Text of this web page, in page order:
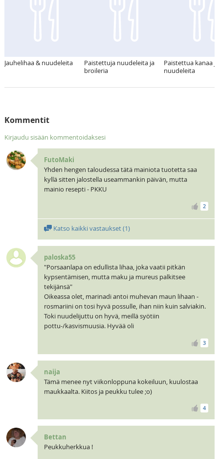
Jauhelihaa & nuudeleita
Paistettuja nuudeleita ja
broileria
Paistettua kanaa ja
nuudeleita
Kommentit
Kirjaudu sisään kommentoidaksesi
FutoMaki
Yhden hengen taloudessa tätä mainiota tuotetta saa
kyllä sitten jalostella useammankin päivän, mutta
mainio resepti - PKKU
2
Katso kaikki vastaukset (1)
paloska55
"Porsaanlapa on edullista lihaa, joka vaatii pitkän
kypsentämisen, mutta maku ja mureus palkitsee
tekijänsä"
Oikeassa olet, marinadi antoi muhevan maun lihaan -
rosmariini on tosi hyvä possulle, ihan niin kuin salviakin.
Toki nuudelijuttu on hyvä, meillä syötiin
pottu-/kasvismuusia. Hyvää oli
3
naija
Tämä menee nyt viikonloppuna kokeiluun, kuulostaa
maukkaalta. Kiitos ja peukku tulee ;o)
4
Bettan
Peukkuherkkua !